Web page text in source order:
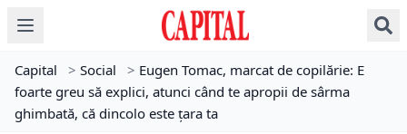
Capital > Social > Eugen Tomac, marcat de copilărie: E
foarte greu să explici, atunci când te apropii de sârma
ghimbată, că dincolo este țara ta